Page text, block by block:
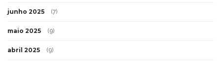
junho 2025 (7)
maio 2025 (9)
abril 2025 (9)